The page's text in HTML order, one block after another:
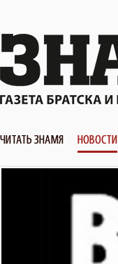
ЧИТАТЬ ЗНАМЯ НОВОСТИ